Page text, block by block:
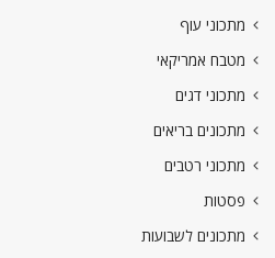
מתכוני עוף
מטבח אמריקאי
מתכוני דגים
מתכונים בריאים
מתכוני רטבים
פסטות
מתכונים לשבועות